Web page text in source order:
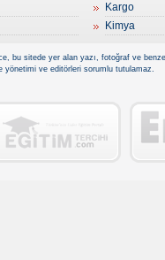
Kargo
Kimya
bu sitede yer alan yazı, fotoğraf ve
yönetimi ve editörleri sorumlu tutulamaz.